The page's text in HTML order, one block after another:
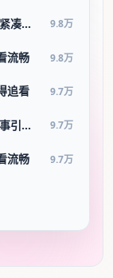
星河回响·纪念版·全站高分推荐节奏紧凑值得追看 9.8万
流畅 9.8万
追看 9.7万
异境交锋·典藏·冬日典藏系列温情叙事引人入胜 9.7万
流畅 9.7万